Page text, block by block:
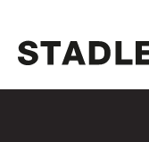
Inhalt
springen